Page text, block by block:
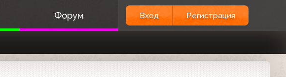
Форум Вход Регистрация